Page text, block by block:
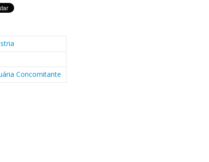
Concomitante